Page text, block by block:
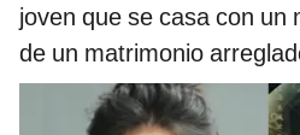
joven que se casa con un
de un matrimonio